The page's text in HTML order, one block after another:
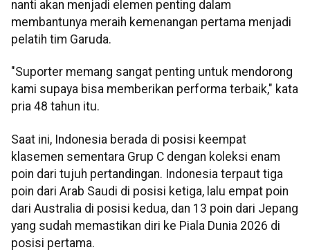
nanti akan menjadi elemen penting dalam
membantunya meraih kemenangan pertama menjadi
pelatih tim Garuda.
"Suporter memang sangat penting untuk mendorong
kami supaya bisa memberikan performa terbaik," kata
pria 48 tahun itu.
Saat ini, Indonesia berada di posisi keempat
klasemen sementara Grup C dengan koleksi enam
poin dari tujuh pertandingan. Indonesia terpaut tiga
poin dari Arab Saudi di posisi ketiga, lalu empat poin
dari Australia di posisi kedua, dan 13 poin dari Jepang
yang sudah memastikan diri ke Piala Dunia 2026 di
posisi pertama.